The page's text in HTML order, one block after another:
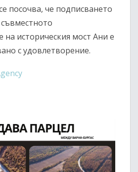
посочва, че подписването
на историческия мост Ани е
с удовлетворение.